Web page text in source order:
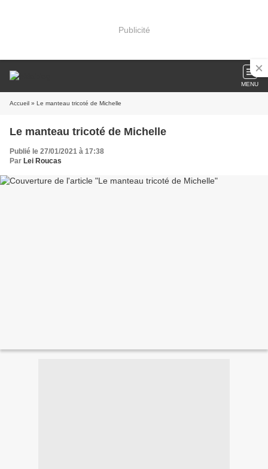
Publicité
MENU
Accueil » Le manteau tricoté de Michelle
Le manteau tricoté de Michelle
Publié le 27/01/2021 à 17:38
Par Lei Roucas